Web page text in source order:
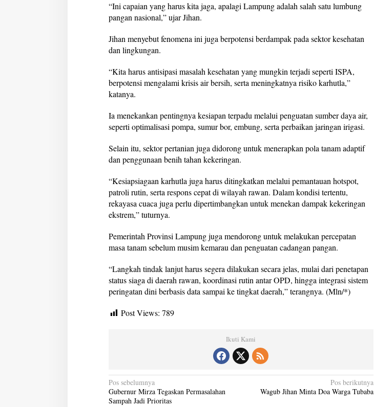
“Ini capaian yang harus kita jaga, apalagi Lampung adalah salah satu lumbung
pangan nasional,” ujar Jihan.
Jihan menyebut fenomena ini juga berpotensi berdampak pada sektor kesehatan
dan lingkungan.
“Kita harus antisipasi masalah kesehatan yang mungkin terjadi seperti ISPA,
berpotensi mengalami krisis air bersih, serta meningkatnya risiko karhutla,”
katanya.
Ia menekankan pentingnya kesiapan terpadu melalui penguatan sumber daya air,
seperti optimalisasi pompa, sumur bor, embung, serta perbaikan jaringan irigasi.
Selain itu, sektor pertanian juga didorong untuk menerapkan pola tanam adaptif
dan penggunaan benih tahan kekeringan.
“Kesiapsiagaan karhutla juga harus ditingkatkan melalui pemantauan hotspot,
patroli rutin, serta respons cepat di wilayah rawan. Dalam kondisi tertentu,
rekayasa cuaca juga perlu dipertimbangkan untuk menekan dampak kekeringan
ekstrem,” tuturnya.
Pemerintah Provinsi Lampung juga mendorong untuk melakukan percepatan
masa tanam sebelum musim kemarau dan penguatan cadangan pangan.
“Langkah tindak lanjut harus segera dilakukan secara jelas, mulai dari penetapan
status siaga di daerah rawan, koordinasi rutin antar OPD, hingga integrasi sistem
peringatan dini berbasis data sampai ke tingkat daerah,” terangnya. (Mln/*)
Post Views: 789
Ikuti Kami
N
a
Pos sebelumnya
Gubernur Mirza Tegaskan Permasalahan
Sampah Jadi Prioritas
Pos berikutnya
Wagub Jihan Minta Doa Warga Tubaba